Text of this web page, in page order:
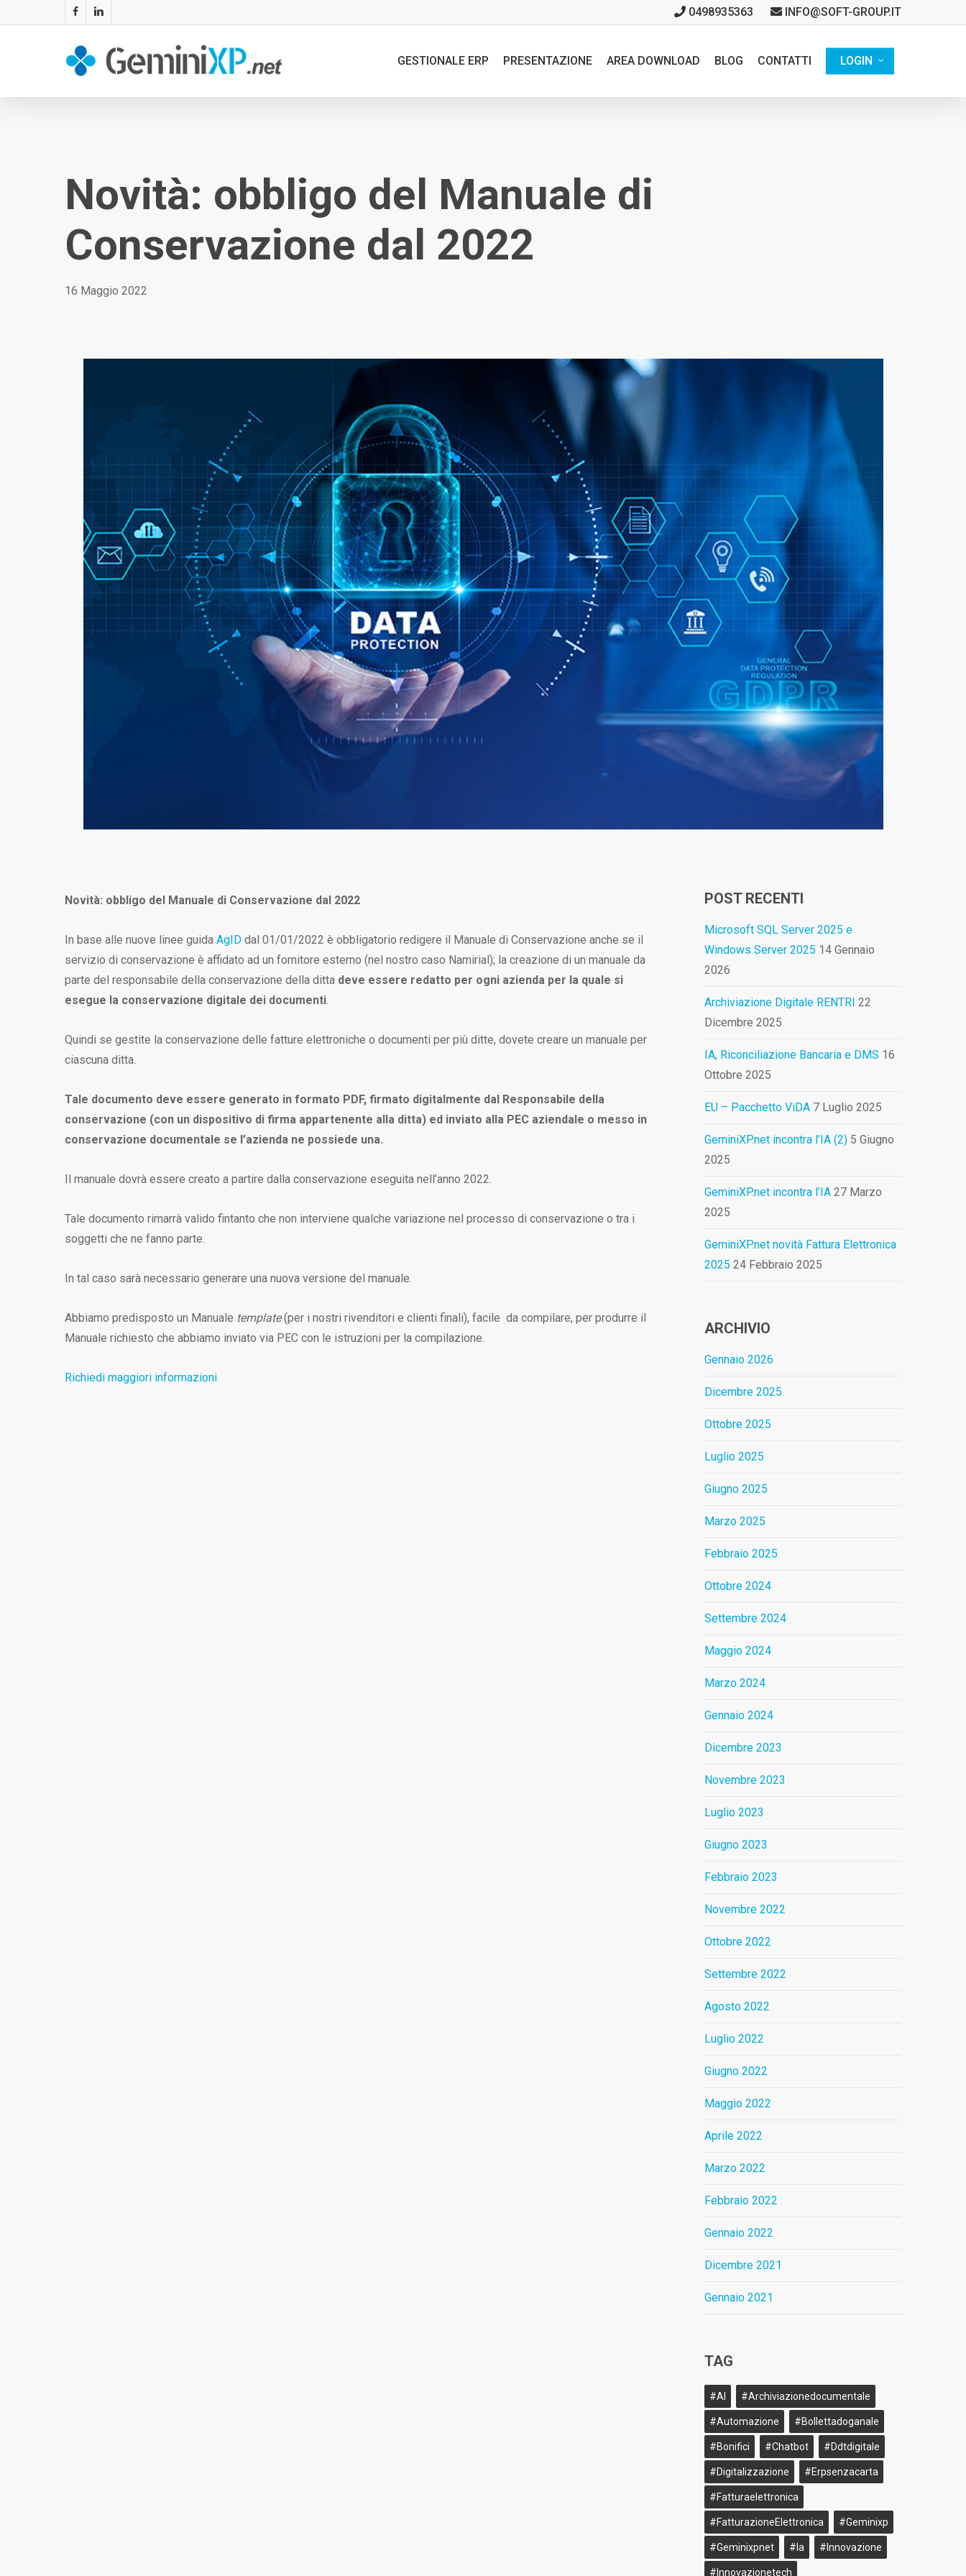
to
facebooklinkedin 0498935363 INFO@SOFT-GROUP.IT
GESTIONALE ERP PRESENTAZIONE AREA DOWNLOAD BLOG CONTATTI LOGIN
Novità: obbligo del Manuale di
Conservazione dal 2022
16 Maggio 2022
Novità: obbligo del Manuale di Conservazione dal 2022
In base alle nuove linee guida AgID dal 01/01/2022 è obbligatorio redigere il Manuale di Conservazione anche se il
servizio di conservazione è affidato ad un fornitore esterno (nel nostro caso Namirial); la creazione di un manuale da
parte del responsabile della conservazione della ditta deve essere redatto per ogni azienda per la quale si
esegue la conservazione digitale dei documenti
Quindi se gestite la conservazione delle fatture elettroniche o documenti per più ditte, dovete creare un manuale per
ciascuna ditta.
Tale documento deve essere generato in formato PDF, firmato digitalmente dal Responsabile della
conservazione (con un dispositivo di firma appartenente alla ditta) ed inviato alla PEC aziendale o messo in
conservazione documentale se l’azienda ne possiede una.
Il manuale dovrà essere creato a partire dalla conservazione eseguita nell’anno 2022.
Tale documento rimarrà valido fintanto che non interviene qualche variazione nel processo di conservazione o tra i
soggetti che ne fanno parte.
In tal caso sarà necessario generare una nuova versione del manuale.
Abbiamo predisposto un Manuale template(per i nostri rivenditori e clienti finali), facile da compilare, per produrre il
Manuale richiesto che abbiamo inviato via PEC con le istruzioni per la compilazione.
Richiedi maggiori informazioni
POST RECENTI
Microsoft SQL Server 2025 e
Windows Server 2025 14 Gennaio
2026
Archiviazione Digitale RENTRI 22
Dicembre 2025
IA, Riconciliazione Bancaria e DMS 16
Ottobre 2025
EU – Pacchetto ViDA 7 Luglio 2025
GeminiXP.net incontra l’IA (2) 5 Giugno
2025
GeminiXP.net incontra l’IA 27 Marzo
2025
GeminiXP.net novità Fattura Elettronica
2025 24 Febbraio 2025
ARCHIVIO
Gennaio 2026
Dicembre 2025
Ottobre 2025
Luglio 2025
Giugno 2025
Marzo 2025
Febbraio 2025
Ottobre 2024
Settembre 2024
Maggio 2024
Marzo 2024
Gennaio 2024
Dicembre 2023
Novembre 2023
Luglio 2023
Giugno 2023
Febbraio 2023
Novembre 2022
Ottobre 2022
Settembre 2022
Agosto 2022
Luglio 2022
Giugno 2022
Maggio 2022
Aprile 2022
Marzo 2022
Febbraio 2022
Gennaio 2022
Dicembre 2021
Gennaio 2021
TAG
#AI #archiviazionedocumentale
#Automazione #bollettadoganale
#bonifici #Chatbot #ddtdigitale
#Digitalizzazione #erpsenzacarta
#fatturaelettronica
#FatturazioneElettronica #geminixp
#geminixpnet #ia #innovazione
#innovazionetech